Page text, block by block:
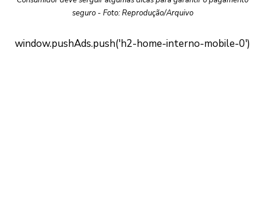
seguro - Foto: Reprodução/Arquivo